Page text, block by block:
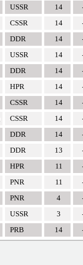
USSR 14
CSSR 14
DDR 14
USSR 14
DDR 14
HPR 14
CSSR 14
CSSR 14
DDR 14
DDR 13
HPR 11
PNR 11
PNR 4
USSR 3
PRB 14